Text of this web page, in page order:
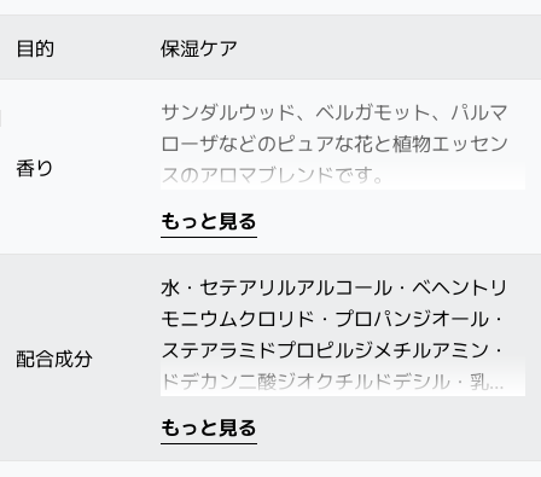
目的 保湿ケア
香り
サンダルウッド、ベルガモット、パルマ
ローザなどのピュアな花と植物エッセン
スのアロマブレンドです。
もっと見る
配合成分
水・セテアリルアルコール・ベヘントリ
モニウムクロリド・プロパンジオール・
ステアラミドプロピルジメチルアミン・
ドデカン二酸ジオクチルドデシル・乳
酸・（水添ヒマシ油／セバシン酸）コポ
リマー・ウンデシレン酸ヘプチル・カプ
もっと見る